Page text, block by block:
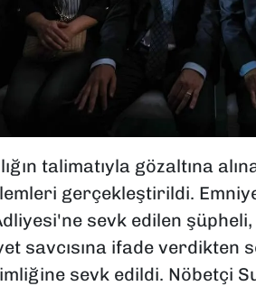
talimatıyla gözaltına
gerçekleştirildi.
sevk edilen
savcısına ifade verdikten
sevk edildi. Nöbetçi